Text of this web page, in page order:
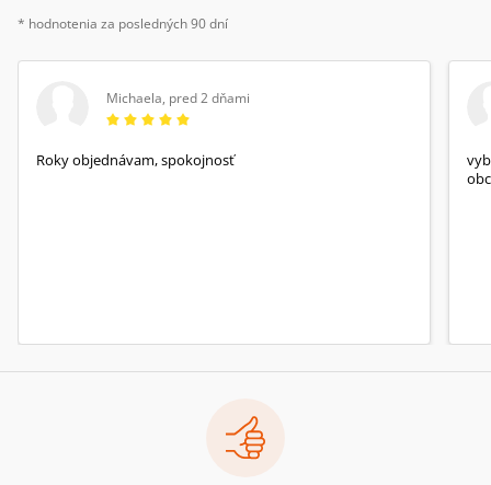
* hodnotenia za posledných 90 dní
Michaela, pred 2 dňami
Roky objednávam, spokojnosť